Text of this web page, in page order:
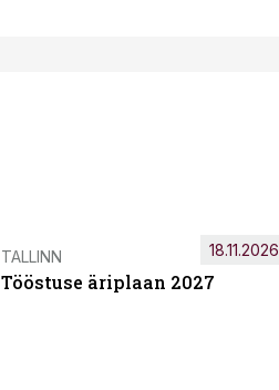
TALLINN
Tööstuse äriplaan 2027
18.11.2026